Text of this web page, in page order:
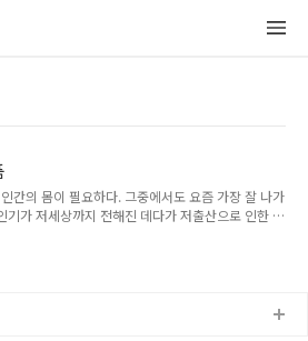
간의 몸이 필요하다. 그중에서도 요즘 가장 잘 나가
기가 저세상까지 전해진 데다가 저출산으로 인한 품
찌른다. 지옥에서는 지옥보다 더 좋은 데로는 갈
한국행을 택한다. 한국의 문화 속에 깃들어 있는 아